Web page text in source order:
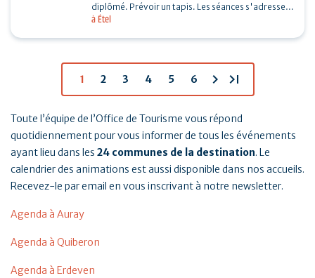
à Étel
diplômé. Prévoir un tapis. Les séances s'adressent
1 2 3 4 5 6 chevron_right last_page
Toute l’équipe de l’Office de Tourisme vous répond
quotidiennement pour vous informer de tous les événements
ayant lieu dans les 24 communes de la destination. Le
calendrier des animations est aussi disponible dans nos accueils.
Recevez-le par email en vous inscrivant à notre newsletter.
Agenda à Auray
Agenda à Quiberon
Agenda à Erdeven